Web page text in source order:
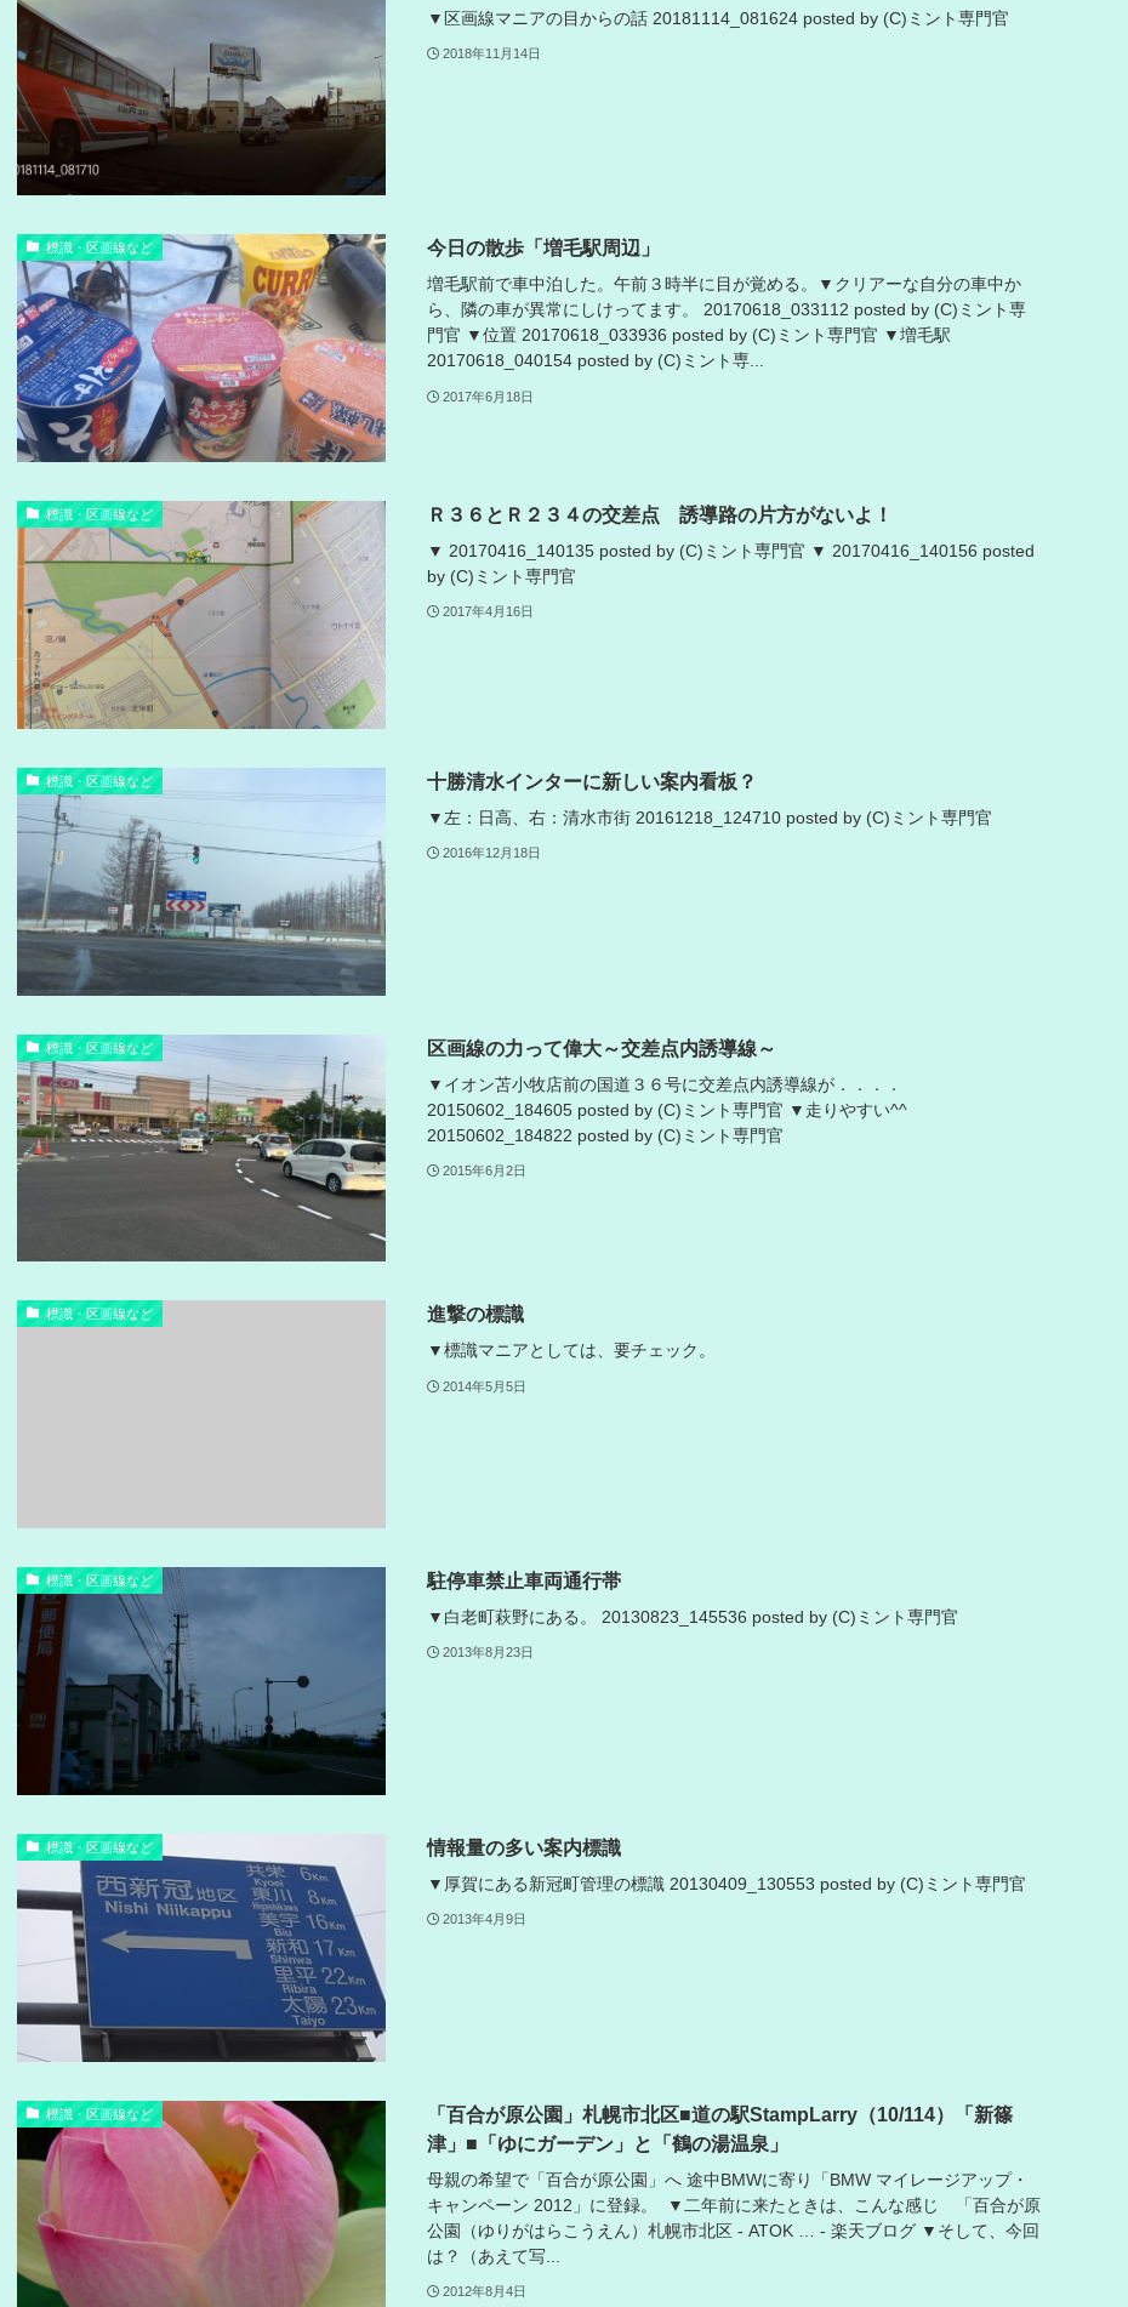
▼区画線マニアの目からの話 20181114_081624 posted by (C)ミント専門官
2018年11月14日
標識・区画線など 今日の散歩「増毛駅周辺」
増毛駅前で車中泊した。午前３時半に目が覚める。▼クリアーな自分の車中か
ら、隣の車が異常にしけってます。 20170618_033112 posted by (C)ミント専
門官 ▼位置 20170618_033936 posted by (C)ミント専門官 ▼増毛駅
20170618_040154 posted by (C)ミント専...
2017年6月18日
標識・区画線など Ｒ３６とＲ２３４の交差点 誘導路の片方がないよ！
▼ 20170416_140135 posted by (C)ミント専門官 ▼ 20170416_140156 posted
by (C)ミント専門官
2017年4月16日
標識・区画線など 十勝清水インターに新しい案内看板？
▼左：日高、右：清水市街 20161218_124710 posted by (C)ミント専門官
2016年12月18日
標識・区画線など 区画線の力って偉大～交差点内誘導線～
▼イオン苫小牧店前の国道３６号に交差点内誘導線が．．．．
20150602_184605 posted by (C)ミント専門官 ▼走りやすい^^
20150602_184822 posted by (C)ミント専門官
2015年6月2日
標識・区画線など 進撃の標識
▼標識マニアとしては、要チェック。
2014年5月5日
標識・区画線など 駐停車禁止車両通行帯
▼白老町萩野にある。 20130823_145536 posted by (C)ミント専門官
2013年8月23日
標識・区画線など 情報量の多い案内標識
▼厚賀にある新冠町管理の標識 20130409_130553 posted by (C)ミント専門官
2013年4月9日
標識・区画線など
「百合が原公園」札幌市北区■道の駅StampLarry（10/114）「新篠
津」■「ゆにガーデン」と「鶴の湯温泉」
母親の希望で「百合が原公園」へ 途中BMWに寄り「BMW マイレージアップ・
キャンペーン 2012」に登録。 ▼二年前に来たときは、こんな感じ 「百合が原
公園（ゆりがはらこうえん）札幌市北区 - ATOK … - 楽天ブログ ▼そして、今回
は？（あえて写...
2012年8月4日